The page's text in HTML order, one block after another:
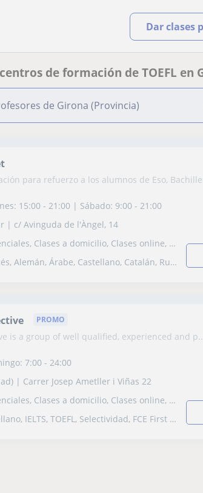
Dar clases
de formación de TOEFL en
de Girona (Provincia)
para refuerzo a los alumnos de Eso,
15:00 - 21:00 | Sábado: 9:00 - 21:00
| c/ Avinguda de l'Àngel, 14
Clases presenciales, Clases a domicilio, Clases online, Clases in-company
Inglés, Francés, Alemán, Árabe, Castellano, Catalán, Ruso, Matemáticas, Física, Química, Estadística, Álgebra, Ciencias Ambientales, TOEFL, Selectividad, Otros examenes, Pruebas de acceso, FCE First Certificate in English, CAE Certificate in Advanced English, CPE Certificate Proficiency in English, Graduado en ESO (para adultos), Graduado escolar, DELE, DELF, B1 PET, ESO, Bachillerato, Universidad
PROMO
is a group of well qualified, experienced and
7:00 - 24:00
| Carrer Josep Ametller i Viñas 22
Clases presenciales, Clases a domicilio, Clases online, Clases in-company
Inglés, Castellano, IELTS, TOEFL, Selectividad, FCE First Certificate in English, CAE Certificate in Advanced English, CPE Certificate Proficiency in English, SAT, B1 PET